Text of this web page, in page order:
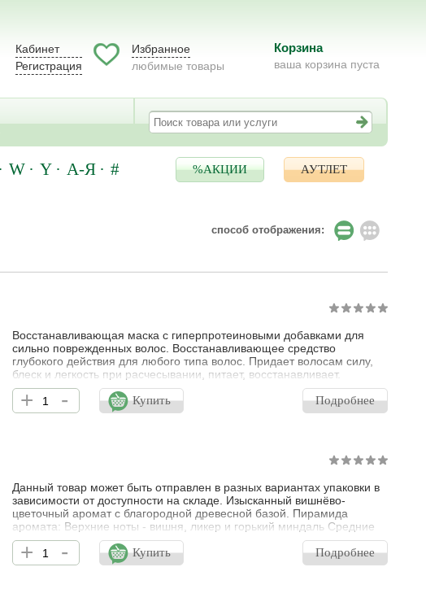
Кабинет
Регистрация
Избранное
любимые товары
Корзина
ваша корзина пуста
W Y А-Я # %АКЦИИ АУТЛЕТ
способ отображения:
Восстанавливающая маска с гиперпротеиновыми добавками для
сильно поврежденных волос. Восстанавливающее средство
глубокого действия для любого типа волос. Придает волосам силу,
блеск и легкость при расчесывании, питает, восстанавливает.
+ - Купить Подробнее
Данный товар может быть отправлен в разных вариантах упаковки в
зависимости от доступности на складе. Изысканный вишнёво-
цветочный аромат с благородной древесной базой. Пирамида
аромата: Верхние ноты - вишня, ликер и горький миндаль Средние
ноты - вишня, турецкая роза, жасмин, самбак Базовые ноты - бобы
тонка, сандал, ветивер и белый кедр
+ - Купить Подробнее